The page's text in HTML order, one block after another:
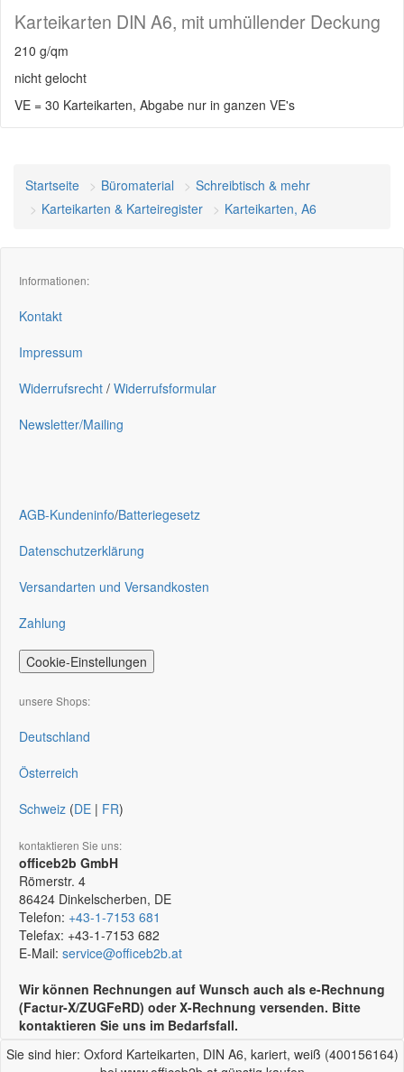
Karteikarten DIN A6, mit umhüllender Deckung
210 g/qm
nicht gelocht
VE = 30 Karteikarten, Abgabe nur in ganzen VE's
Startseite Büromaterial
Schreibtisch & mehr
Karteikarten & Karteiregister
Karteikarten, A6
Informationen:
Kontakt
Impressum
Widerrufsrecht / Widerrufsformular
Newsletter/Mailing
AGB-Kundeninfo/Batteriegesetz
Datenschutzerklärung
Versandarten und Versandkosten
Zahlung
Cookie-Einstellungen
unsere Shops:
Deutschland
Österreich
Schweiz (DE | FR)
kontaktieren Sie uns:
officeb2b GmbH
Römerstr. 4
86424 Dinkelscherben, DE
Telefon: +43-1-7153 681
Telefax: +43-1-7153 682
E-Mail: service@officeb2b.at
Wir können Rechnungen auf Wunsch auch als e-Rechnung
(Factur-X/ZUGFeRD) oder X-Rechnung versenden. Bitte
kontaktieren Sie uns im Bedarfsfall.
Sie sind hier: Oxford Karteikarten, DIN A6, kariert, weiß (400156164)